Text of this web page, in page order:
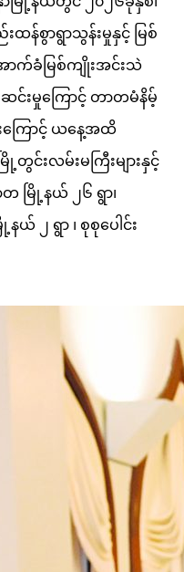
န်စွာရွာသွန်းမှုနှင့် မြစ်
ာက်ခံမြစ်ကျိုးအင်းသဲ
င်းမှုကြောင့် တာတမံနိမ့်
းကြောင့် ယနေ့အထိ
တွင်းလမ်းမကြီးများနှင့်
တ မြို့နယ် ၂၆ ရွာ၊
ယ် ၂ ရွာ ၊ စုစုပေါင်း